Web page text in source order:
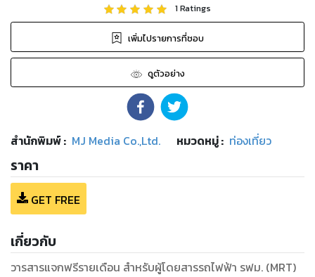
1Ratings
เพิ่มไปรายการที่ชอบ
ดูตัวอย่าง
สำนักพิมพ์: MJ Media Co.,Ltd. หมวดหมู่: ท่องเที่ยว
ราคา
GET FREE
เกี่ยวกับ
วารสารแจกฟรีรายเดือน สำหรับผู้โดยสารรถไฟฟ้า รฟม. (MRT)